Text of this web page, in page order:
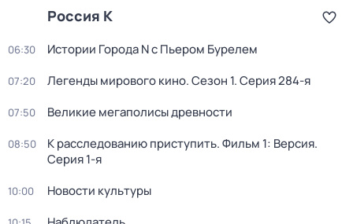
Россия К
06:30 Истории Города N с Пьером Бурелем
07:20 Легенды мирового кино. Сезон 1. Серия 284-я
07:50 Великие мегаполисы древности
08:50 К расследованию приступить. Фильм 1: Версия.
Серия 1-я
10:00 Новости культуры